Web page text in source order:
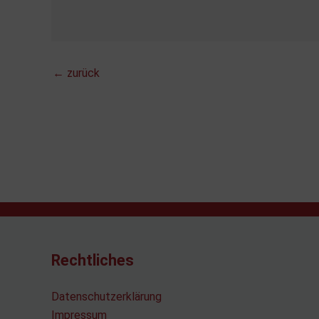
← zurück
Rechtliches
Datenschutzerklärung
Impressum